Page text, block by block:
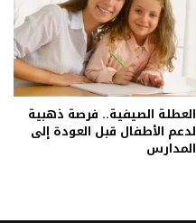
العطلة الصيفية.. فرصة ذهبية
لدعم الأطفال قبل العودة إلى
المدارس